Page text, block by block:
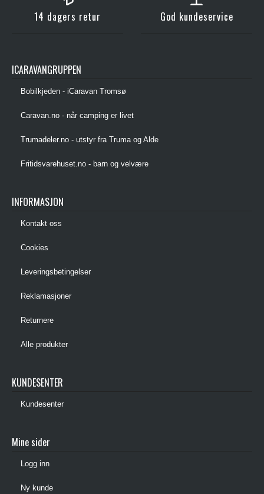
14 dagers retur God kundeservice
ICARAVANGRUPPEN
Bobilkjeden - iCaravan Tromsø
Caravan.no - når camping er livet
Trumadeler.no - utstyr fra Truma og Alde
Fritidsvarehuset.no - barn og velvære
INFORMASJON
Kontakt oss
Cookies
Leveringsbetingelser
Reklamasjoner
Returnere
Alle produkter
KUNDESENTER
Kundesenter
Mine sider
Logg inn
Ny kunde